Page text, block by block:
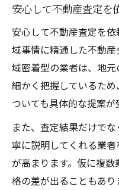
安心して不動産査定を
安心して不動産査定を
域事情に精通した不動
域密着型の業者は、地
細かく把握しているた
ついても具体的な提案が
また、査定結果だけで
寧に説明してくれる業
が高まります。仮に複
格の差が出ることもあ